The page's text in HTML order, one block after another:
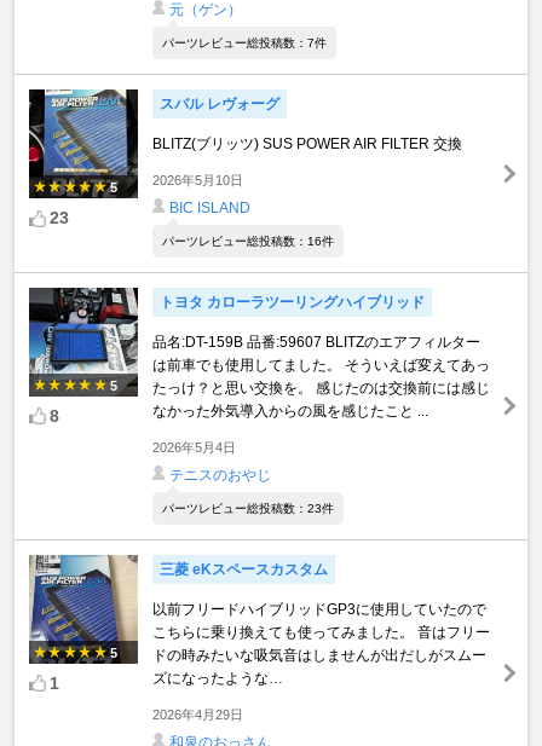
元（ゲン）
パーツレビュー総投稿数：7件
5
23
スバル レヴォーグ
BLITZ(ブリッツ) SUS POWER AIR FILTER 交換
2026年5月10日
BIC ISLAND
パーツレビュー総投稿数：16件
5
8
トヨタ カローラツーリングハイブリッド
品名:DT-159B 品番:59607 BLITZのエアフィルター
は前車でも使用してました。 そういえば変えてあっ
たっけ？と思い交換を。 感じたのは交換前には感じ
なかった外気導入からの風を感じたこと ...
2026年5月4日
テニスのおやじ
パーツレビュー総投稿数：23件
5
1
三菱 eKスペースカスタム
以前フリードハイブリッドGP3に使用していたので
こちらに乗り換えても使ってみました。 音はフリー
ドの時みたいな吸気音はしませんが出だしがスムー
ズになったような…
2026年4月29日
和泉のおっさん